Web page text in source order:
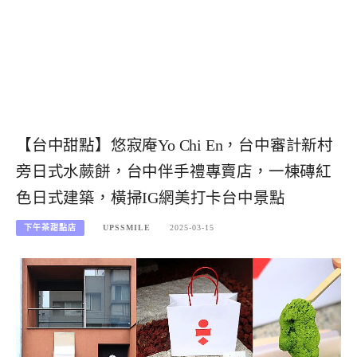
【台中甜點】悠寂庵Yo Chi En，台中審計新村
旁日式水蕨餅，台中伴手禮專賣店，一棟磚紅
色日式建築，橫掃IG網美打卡台中景點
下午茶甜點店 UPSSMILE 2025-03-15